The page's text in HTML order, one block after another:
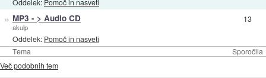
Tema Sporočila
» MP3 - > Audio CD
akulp
Oddelek: Pomoč in nasveti
13
Več podobnih tem